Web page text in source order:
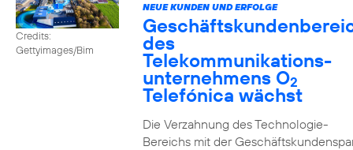
Credits:
Gettyimages/Bim
NEUE KUNDEN UND ERFOLGE
des
Telekommunikations­
unternehmens O2
Telefónica wächst
Die Verzahnung des Technologie-
Bereichs mit der